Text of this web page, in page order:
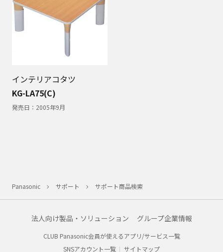
インテリアコタツ
KG-LA75(C)
発売日： 2005年9月
Panasonic サポート サポート商品検索
法人向け製品・ソリューション グループ企業情報
CLUB Panasonic会員が使えるアプリ/サービス一覧
SNSアカウント一覧
サイトマップ